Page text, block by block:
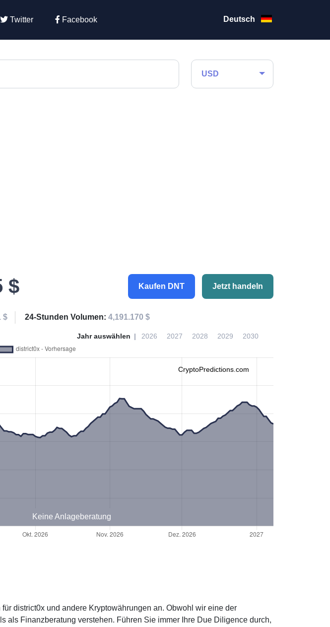
Twitter Facebook Deutsch
USD
$ Kaufen DNT Jetzt handeln
$ 24-Stunden Volumen: 4,191.170 $
Jahr auswählen 2026 2027 2028 2029 2030
CryptoPredictions.com
Keine Anlageberatung
district0x und andere Kryptowährungen an. Obwohl wir eine der
als Finanzberatung verstehen. Führen Sie immer Ihre Due Diligence durch,